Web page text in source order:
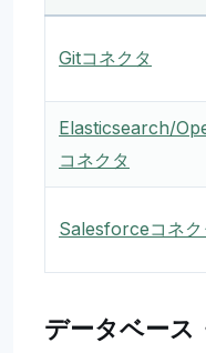
Gitコネクタ
Elasticsearch/
コネクタ
Salesforceコネク
データベース